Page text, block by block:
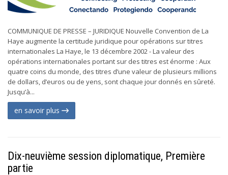
COMMUNIQUE DE PRESSE – JURIDIQUE Nouvelle Convention de La
Haye augmente la certitude juridique pour opérations sur titres
internationales La Haye, le 13 décembre 2002 - La valeur des
opérations internationales portant sur des titres est énorme : Aux
quatre coins du monde, des titres d’une valeur de plusieurs millions
de dollars, d’euros ou de yens, sont chaque jour donnés en sûreté.
Jusqu’à...
en savoir plus
Dix-neuvième session diplomatique, Première
partie